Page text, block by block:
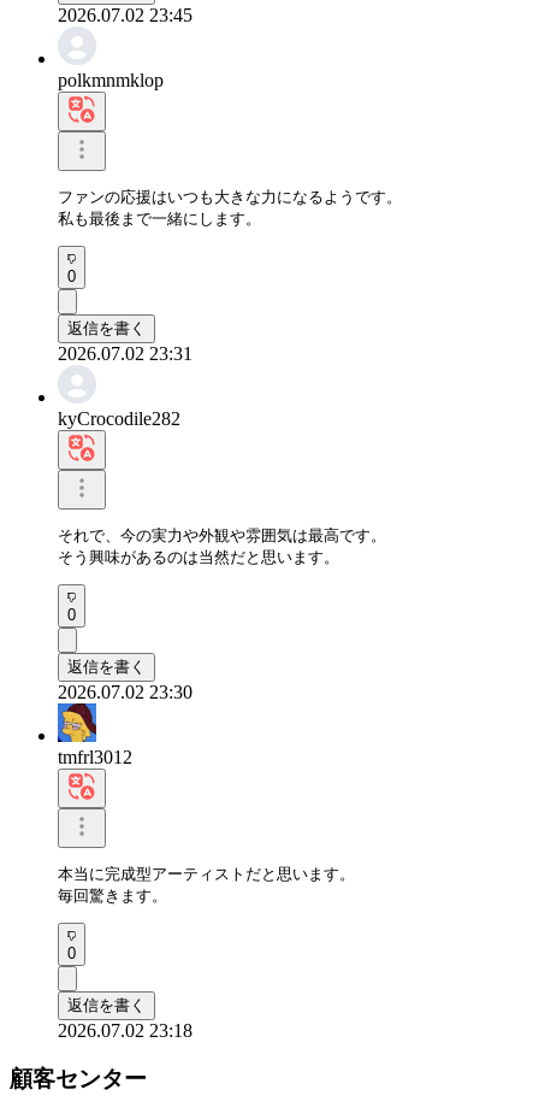
2026.07.02 23:45
polkmnmklop
ファンの応援はいつも大きな力になるようです。
私も最後まで一緒にします。
0
返信を書く
2026.07.02 23:31
kyCrocodile282
それで、今の実力や外観や雰囲気は最高です。
そう興味があるのは当然だと思います。
0
返信を書く
2026.07.02 23:30
tmfrl3012
本当に完成型アーティストだと思います。
毎回驚きます。
0
返信を書く
2026.07.02 23:18
顧客センター